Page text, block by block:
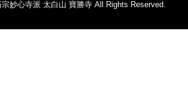
妙心寺派 太白山 寶勝寺 All Rights Reserved.